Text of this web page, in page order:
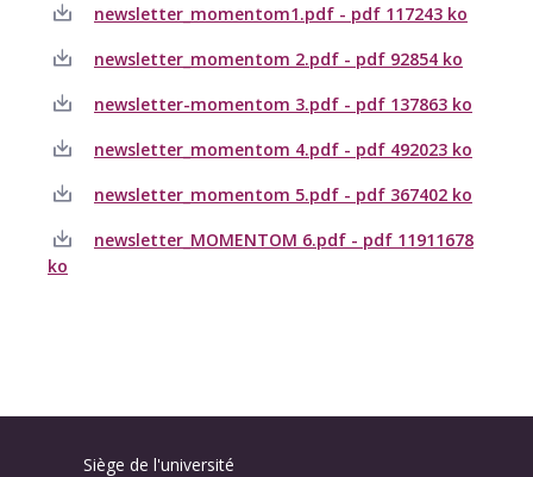
newsletter_momentom1.pdf - pdf 117243 ko
newsletter_momentom 2.pdf - pdf 92854 ko
newsletter-momentom 3.pdf - pdf 137863 ko
newsletter_momentom 4.pdf - pdf 492023 ko
newsletter_momentom 5.pdf - pdf 367402 ko
newsletter_MOMENTOM 6.pdf - pdf 11911678
ko
Siège de l'université